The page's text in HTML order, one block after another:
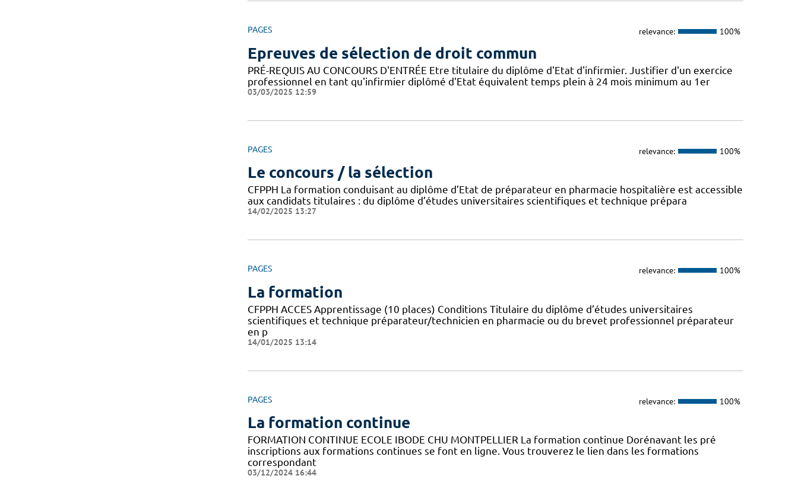
PAGES relevance: 100%
Epreuves de sélection de droit commun
PRÉ-REQUIS AU CONCOURS D'ENTRÉE Etre titulaire du diplôme d'Etat d'infirmier. Justifier d'un exercice
professionnel en tant qu'infirmier diplômé d'Etat équivalent temps plein à 24 mois minimum au 1er
03/03/2025 12:59
PAGES relevance: 100%
Le concours / la sélection
CFPPH La formation conduisant au diplôme d’Etat de préparateur en pharmacie hospitalière est accessible
aux candidats titulaires : du diplôme d’études universitaires scientifiques et technique prépara
14/02/2025 13:27
PAGES relevance: 100%
La formation
CFPPH ACCES Apprentissage (10 places) Conditions Titulaire du diplôme d’études universitaires
scientifiques et technique préparateur/technicien en pharmacie ou du brevet professionnel préparateur
en p
14/01/2025 13:14
PAGES relevance: 100%
La formation continue
FORMATION CONTINUE ECOLE IBODE CHU MONTPELLIER La formation continue Dorénavant les pré
inscriptions aux formations continues se font en ligne. Vous trouverez le lien dans les formations
correspondant
03/12/2024 16:44